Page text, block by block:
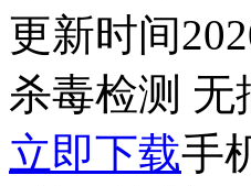
更新时间
杀毒检测 无
立即下载手